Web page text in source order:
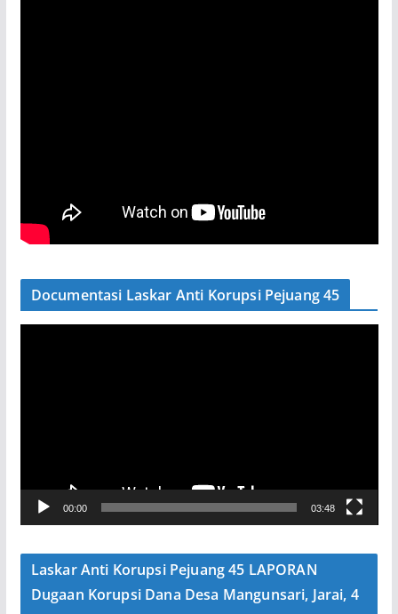
Documentasi Laskar Anti Korupsi Pejuang 45
V
e
00:00 03:48
Laskar Anti Korupsi Pejuang 45 LAPORAN
Dugaan Korupsi Dana Desa Mangunsari, Jarai, 4